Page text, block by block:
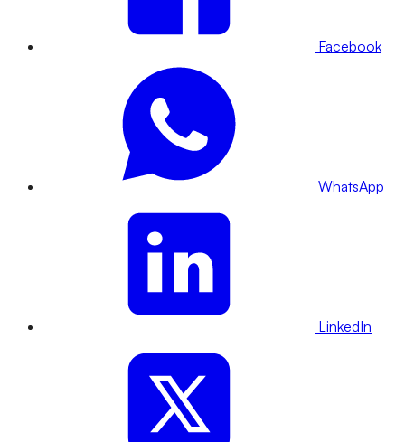
Facebook
WhatsApp
LinkedIn